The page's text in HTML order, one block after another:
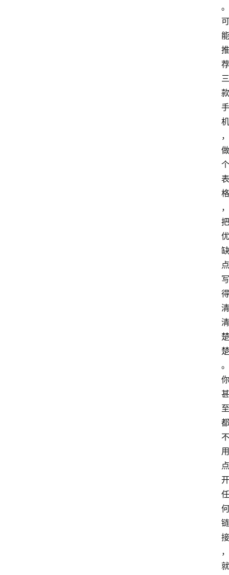
。
可
能
推
荐
三
款
手
机
，
做
个
表
格
，
把
优
缺
点
写
得
清
清
楚
楚
。
你
甚
至
都
不
用
点
开
任
何
链
接
，
就